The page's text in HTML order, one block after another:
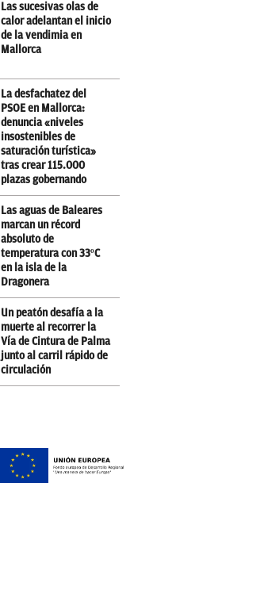
Las sucesivas olas de
calor adelantan el inicio
de la vendimia en
Mallorca
La desfachatez del
PSOE en Mallorca:
denuncia «niveles
insostenibles de
saturación turística»
tras crear 115.000
plazas gobernando
Las aguas de Baleares
marcan un récord
absoluto de
temperatura con 33ºC
en la isla de la
Dragonera
Un peatón desafía a la
muerte al recorrer la
Vía de Cintura de Palma
junto al carril rápido de
circulación